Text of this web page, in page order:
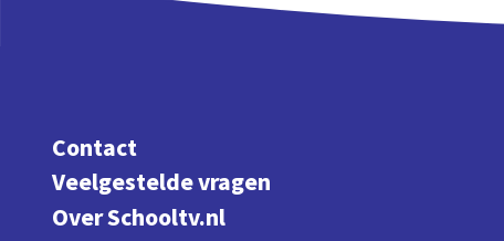
Contact
Veelgestelde vragen
Over Schooltv.nl